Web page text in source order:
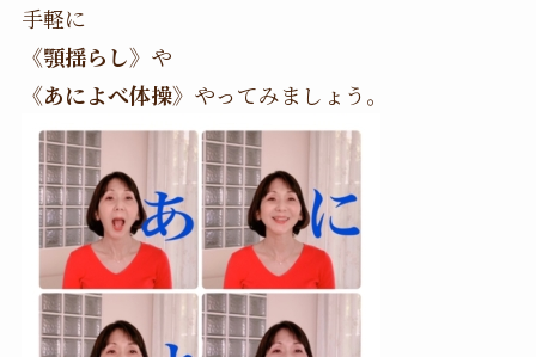
手軽に
《顎揺らし》 や
《あによべ体操》 やってみましょう。